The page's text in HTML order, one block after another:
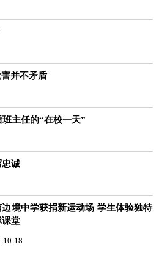
并不矛盾
主任的“在校一天”
诚
边境中学获捐新运动场 学生体验独特
堂
10-18